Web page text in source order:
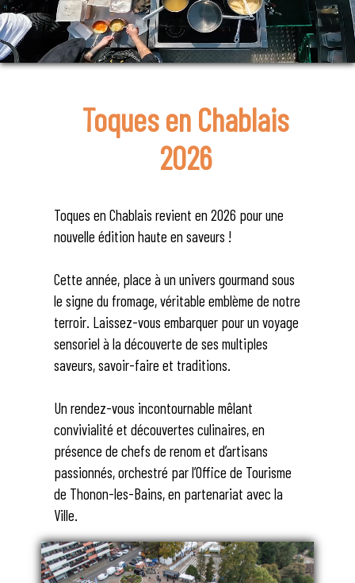
Toques en Chablais
2026
Toques en Chablais revient en 2026 pour une
nouvelle édition haute en saveurs !
Cette année, place à un univers gourmand sous
le signe du fromage, véritable emblème de notre
terroir. Laissez-vous embarquer pour un voyage
sensoriel à la découverte de ses multiples
saveurs, savoir-faire et traditions.
Un rendez-vous incontournable mêlant
convivialité et découvertes culinaires, en
présence de chefs de renom et d’artisans
passionnés, orchestré par l’Office de Tourisme
de Thonon-les-Bains, en partenariat avec la
Ville.